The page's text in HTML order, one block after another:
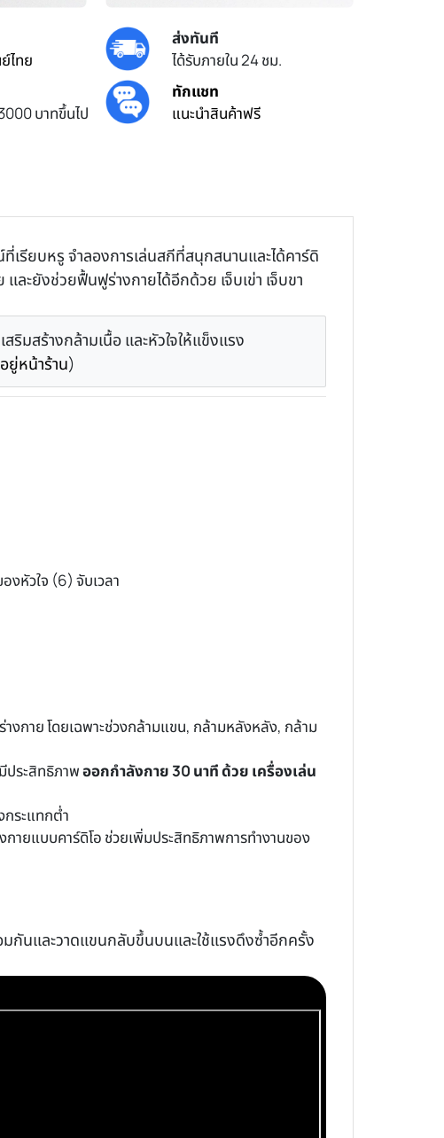
ไทย
ส่งทันที
ได้รับภายใน 24 ชม.
บาทขึ้นไป
ทักแชท
แนะนำสินค้าฟรี
รียบหรู จำลองการเล่นสกีที่สนุกสนานและได้คาร์ดิ
ละยังช่วยฟื้นฟูร่างกายได้อีกด้วย เจ็บเข่า เจ็บขา
ริมสร้างกล้ามเนื้อ และหัวใจให้แข็งแรง
ยู่หน้าร้าน)
งหัวใจ (6) จับเวลา
งกาย โดยเฉพาะช่วงกล้ามแขน, กล้ามหลังหลัง, กล้าม
ประสิทธิภาพออกกำลังกาย 30 นาที ด้วย เครื่องเล่น
ระแทกต่ำ
กายแบบคาร์ดิโอ ช่วยเพิ่มประสิทธิภาพการทำงานของ
กันและวาดแขนกลับขึ้นบนและใช้แรงดึงซ้ำอีกครั้ง